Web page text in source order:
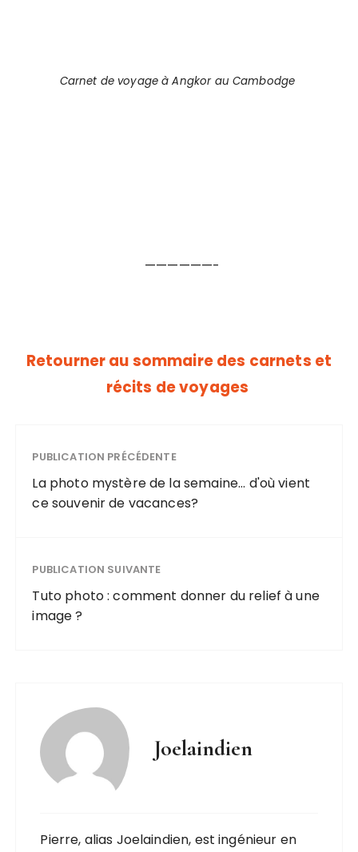
Carnet de voyage à Angkor au Cambodge
——————-
Retourner au sommaire des carnets et
récits de voyages
PUBLICATION PRÉCÉDENTE
La photo mystère de la semaine... d'où vient
ce souvenir de vacances?
PUBLICATION SUIVANTE
Tuto photo : comment donner du relief à une
image ?
Joelaindien
Pierre, alias Joelaindien, est ingénieur en